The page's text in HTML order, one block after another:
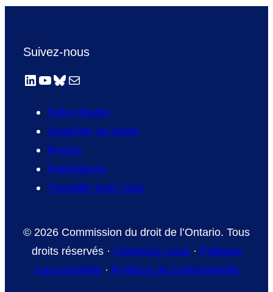
Suivez-nous
LinkedIn
YouTube
Bluesky
E-mail
Notre équipe
Suggérer un projet
Projets
Publications
Travailler avec nous
© 2026 Commission du droit de l’Ontario. Tous
droits réservés · Contactez-nous· Politique
d’accessibilité · Politique de confidentialité